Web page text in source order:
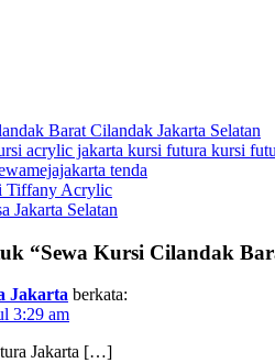
Barat Cilandak Jakarta Selatan
acrylic jakarta kursi futura kursi
tenda
Tiffany Acrylic
Jakarta Selatan
“Sewa Kursi Cilandak
Jakarta berkata:
3:29 am
Jakarta […]